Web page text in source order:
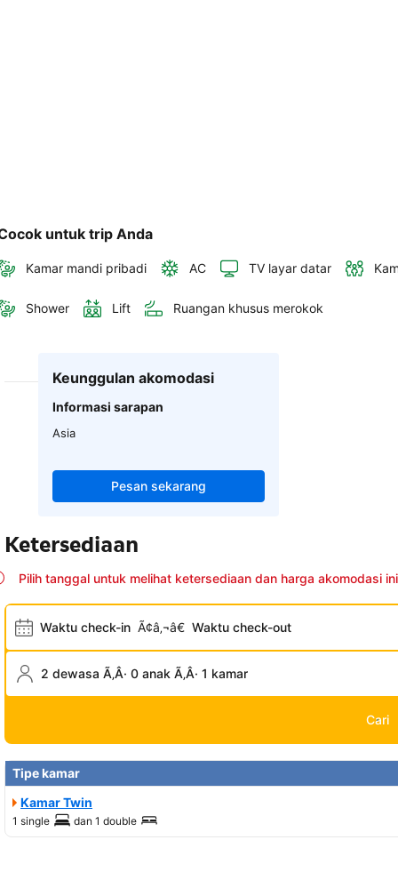
untuk trip Anda
Kamar mandi pribadi AC TV layar datar
Shower Lift Ruangan khusus merokok
Keunggulan akomodasi
Informasi sarapan
Asia
Pesan sekarang
Ketersediaan
Pilih tanggal untuk melihat ketersediaan dan harga akomodasi ini
Waktu check-in Ã¢â‚¬â€ Waktu check-out
2 dewasa Ã‚Â· 0 anak Ã‚Â· 1 kamar
Cari
Tipe kamar
Kamar Twin
1 single dan 1 double